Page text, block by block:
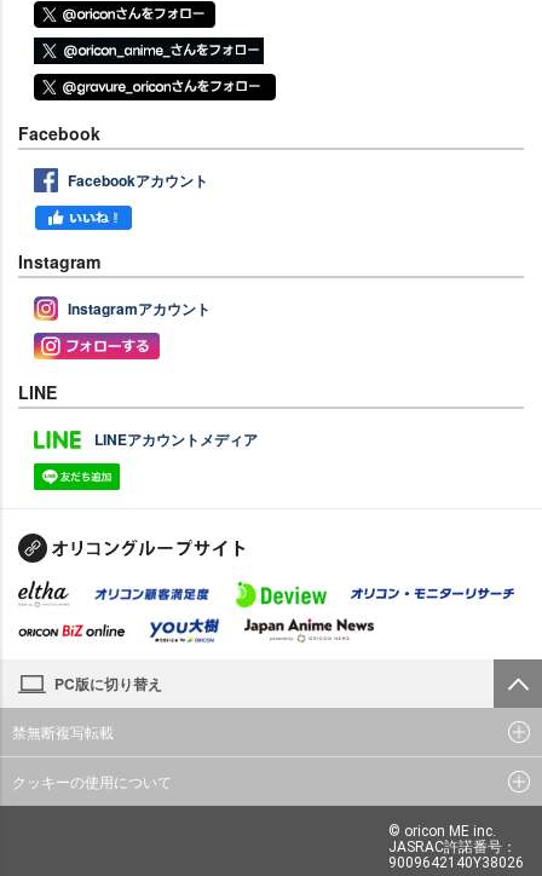
Facebook
Facebookアカウント
Instagram
Instagramアカウント
LINE
LINEアカウントメディア
PC版に切り替え
禁無断複写転載
クッキーの使用について
© oricon ME inc.
JASRAC許諾番号：
9009642140Y38026